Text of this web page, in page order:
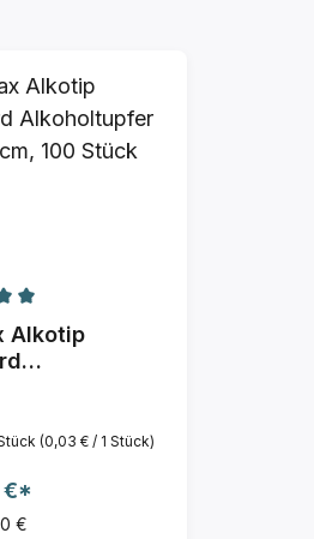
5 SternenBewertung von 5 von
Alkotip
(0,03 € / 1 Stück)
€*
€